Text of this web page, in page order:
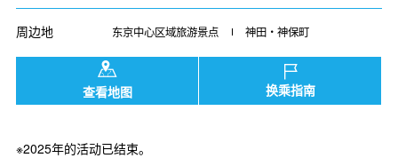
周边地 东京中心区域旅游景点 神田・神保町
查看地图 换乘指南
※2025年的活动已结束。